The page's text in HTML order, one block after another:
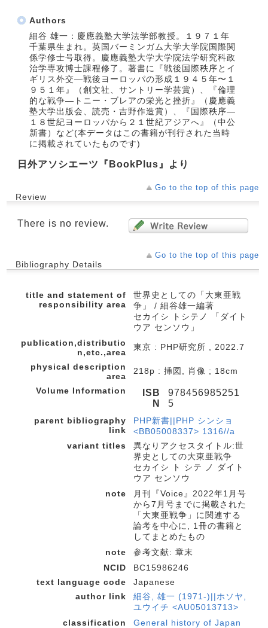
Authors
細谷 雄一：慶應義塾大学法学部教授。１９７１年
千葉県生まれ。英国バーミンガム大学大学院国際関
係学修士号取得。慶應義塾大学大学院法学研究科政
治学専攻博士課程修了。著書に『戦後国際秩序とイ
ギリス外交―戦後ヨーロッパの形成１９４５年〜１
９５１年』（創文社、サントリー学芸賞）、『倫理
的な戦争―トニー・ブレアの栄光と挫折』（慶應義
塾大学出版会、読売・吉野作造賞）、『国際秩序―
１８世紀ヨーロッパから２１世紀アジアへ』（中公
新書）など(本データはこの書籍が刊行された当時
に掲載されていたものです)
日外アソシエーツ『BookPlus』より
Go to the top of this page
Review
There is no review.
Go to the top of this page
Bibliography Details
title and statement of
responsibility area
世界史としての「大東亜戦
争」 / 細谷雄一編著
セカイシ トシテノ 「ダイト
ウア センソウ」
publication,distributio
n,etc.,area
東京 : PHP研究所 , 2022.7
physical description
area
218p : 挿図, 肖像 ; 18cm
Volume Information
ISB
N
978456985251
5
parent bibliography
link
PHP新書||PHP シンショ
<BB05008337> 1316//a
variant titles
異なりアクセスタイトル:世
界史としての大東亜戦争
セカイシ ト シテ ノ ダイト
ウア センソウ
note
月刊『Voice』2022年1月号
から7月号までに掲載された
「大東亜戦争」に関連する
論考を中心に, 1冊の書籍と
してまとめたもの
note
参考文献: 章末
NCID
BC15986246
text language code
Japanese
author link
細谷, 雄一 (1971-)||ホソヤ,
ユウイチ <AU05013713>
classification
General history of Japan